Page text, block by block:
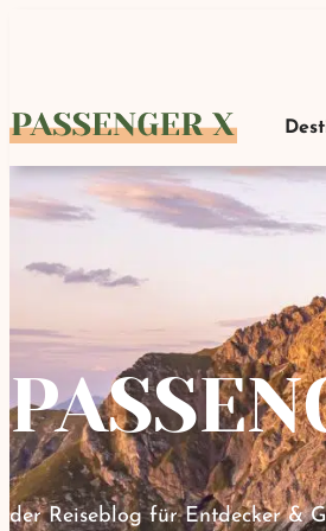
der Reiseblog für Entdecker &